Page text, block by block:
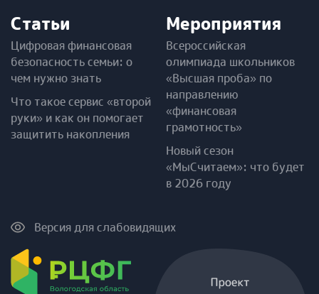
Статьи
Цифровая финансовая
безопасность семьи: о
чем нужно знать
Что такое сервис «второй
руки» и как он помогает
защитить накопления
Мероприятия
Всероссийская
олимпиада школьников
«Высшая проба» по
направлению
«финансовая
грамотность»
Новый сезон
«МыСчитаем»: что будет
в 2026 году
Версия для слабовидящих